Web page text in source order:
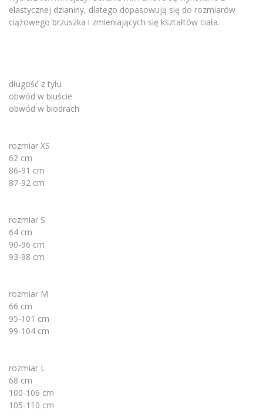
elastycznej dzianiny, dlatego dopasowują się do rozmiarów
ciążowego brzuszka i zmieniających się kształtów ciała.
długość z tyłu
obwód w biuście
obwód w biodrach
rozmiar XS
62 cm
86-91 cm
87-92 cm
rozmiar S
64 cm
90-96 cm
93-98 cm
rozmiar M
66 cm
95-101 cm
99-104 cm
rozmiar L
68 cm
100-106 cm
105-110 cm